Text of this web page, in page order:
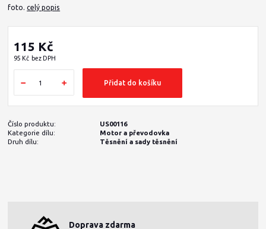
foto.celý popis
115 Kč
95 Kč bez DPH
Přidat do košíku
Číslo produktu:
US00116
Kategorie dílu:
Motor a převodovka
Druh dílu:
Těsnění a sady těsnění
Doprava zdarma